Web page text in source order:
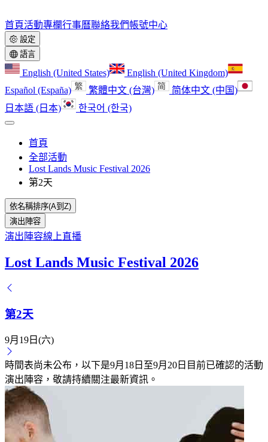
首頁活動專欄行事曆聯絡我們帳號中心
設定
語言
English (United States)
English (United Kingdom)
Español (España)
繁體中文 (台灣)
简体中文 (中国)
日本語 (日本)
한국어 (한국)
首頁
全部活動
Lost Lands Music Festival 2026
第2天
依名稱排序(A到Z)
演出陣容
演出陣容線上直播
Lost Lands Music Festival 2026
第2天
9月19日(六)
時間表尚未公布，以下是9月18日至9月20日目前已確認的活動
演出陣容，敬請持續關注最新資訊。